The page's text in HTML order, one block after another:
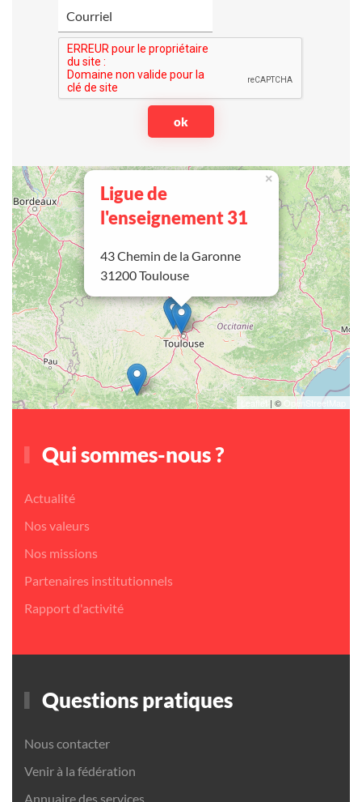
Ligue de
l'enseignement 31
43 Chemin de la Garonne
31200 Toulouse
×
Leaflet | © OpenStreetMap
Qui sommes-nous ?
Actualité
Nos valeurs
Nos missions
Partenaires institutionnels
Rapport d'activité
Questions pratiques
Nous contacter
Venir à la fédération
Annuaire des services